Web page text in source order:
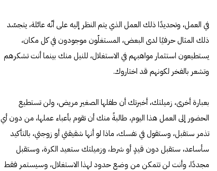
في العمل، وتحديدًا ذلك العمل الذي يتم النظر إليه على أنّه عائلة، يتجسّد
ذلك المثال حرفيًا لدى البعض، المستغلّون موجودون في كل مكان،
يستطيعون استثمار مواهبهم في الاستغلال، للنيل منك بينما أنت تشكرهم
وتشعر بالفخر لكونهم قد اختاروك.
بعبارة أخرى، زميلتك، أخبرتك أن طفلها الصغير مريض، ولن تستطيع
الحضور إلى العمل هذا اليوم، طالبةً منك أن تقوم بأعباء عملها، من دون أي
تذمر ستقبل، وستقول في نفسك، ماذا لو أنها شقيقتي أو زوجتي، بالتأكيد
سأساعد، ستقبل دون قيدٍ أو شرط، وزميلتك ستعيد الكرة، وستقبل
مجددًا، وأنت لن تتمكن من وضع حدود لهذا الاستغلال، وسيستمر فقط